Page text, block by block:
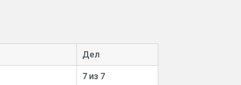
Дел
7 из 7